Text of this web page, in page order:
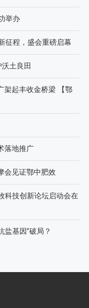
举办
征程，盛会重磅启幕
土良田
架起丰收金桥梁 【鄂
落地推广
会见证鄂中肥效
科技创新论坛启动会在
盐基因”破局？